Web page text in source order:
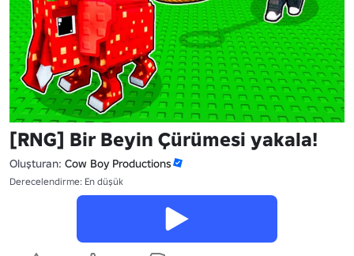
[RNG] Bir Beyin Çürümesi yakala!
Oluşturan: Cow Boy Productions
Derecelendirme: En düşük